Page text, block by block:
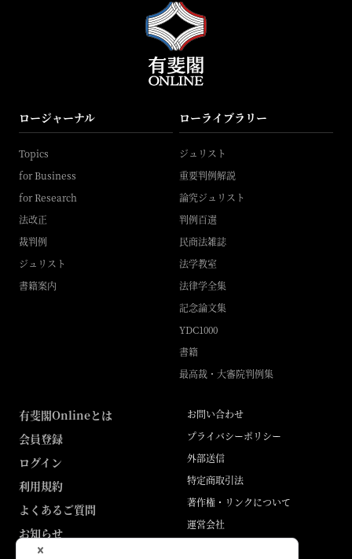
ロージャーナル
Topics
for Business
for Research
法改正
裁判例
ジュリスト
書籍案内
ローライブラリー
ジュリスト
重要判例解説
論究ジュリスト
判例百選
民商法雑誌
法学教室
法律学全集
記念論文集
YDC1000
書籍
最高裁・大審院判例集
有斐閣Onlineとは
会員登録
ログイン
利用規約
よくあるご質問
お知らせ
お問い合わせ
プライバシーポリシー
外部送信
特定商取引法
著作権・リンクについて
運営会社